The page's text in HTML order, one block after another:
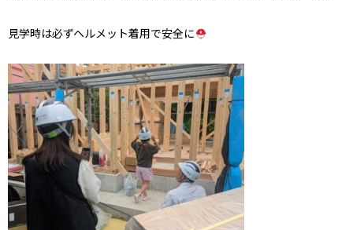
見学時は必ずヘルメット着用で安全に